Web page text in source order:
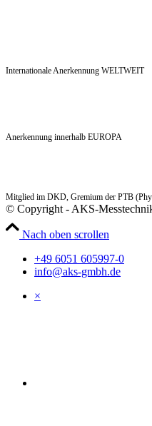
Internationale Anerkennung WELTWEIT
Anerkennung innerhalb EUROPA
Mitglied im DKD, Gremium der PTB
© Copyright - AKS-
Nach oben scrollen
+49 6051 605997-0
info@aks-gmbh.de
×